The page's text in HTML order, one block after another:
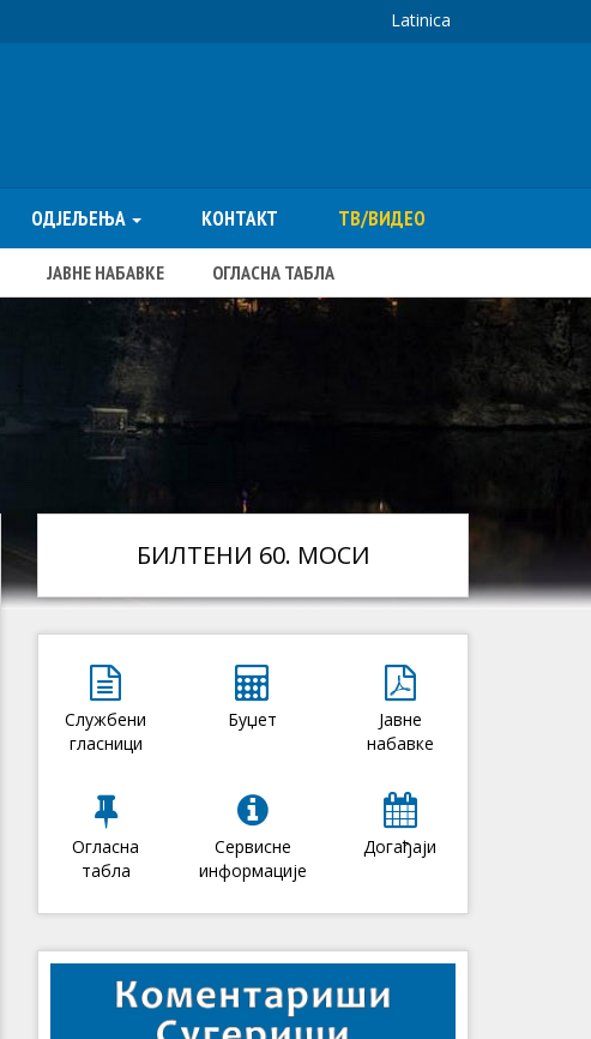
Latinica
ОДЈЕЉЕЊА КОНТАКТ ТВ/ВИДЕО
ЈАВНЕ НАБАВКЕ ОГЛАСНА ТАБЛА
БИЛТЕНИ 60. МОСИ
Службени
гласници
Буџет
Јавне
набавке
Огласна
табла
Сервисне
информације
Догађаји